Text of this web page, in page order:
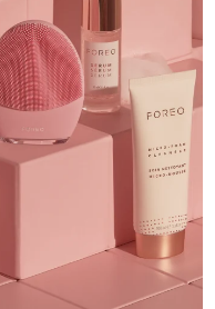
預計送達日期 09/08/2026
預計送達日期08/08/2026
預計送達日期08/08/2026
預計送達日期 08/08/2026
11/08/2026
預計送達日期 11/08/2026